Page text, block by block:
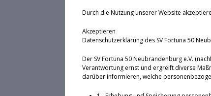
Durch die Nutzung unserer Website
Akzeptieren
Datenschutzerklärung des SV Fortuna 50
Der SV Fortuna 50 Neubrandenburg e.V.
Verantwortung ernst und ergreift diverse
darüber informieren, welche